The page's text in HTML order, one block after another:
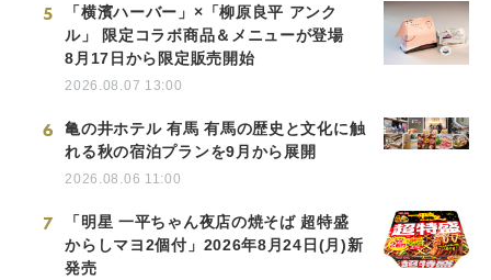
5
「横濱ハーバー」×「柳原良平 アンク
ル」 限定コラボ商品＆メニューが登場
8月17日から限定販売開始
2026.08.07 13:00
6
亀の井ホテル 有馬 有馬の歴史と文化に触
れる秋の宿泊プランを9月から展開
2026.08.06 11:00
7
「明星 一平ちゃん夜店の焼そば 超特盛
からしマヨ2個付」2026年8月24日(月)新
発売